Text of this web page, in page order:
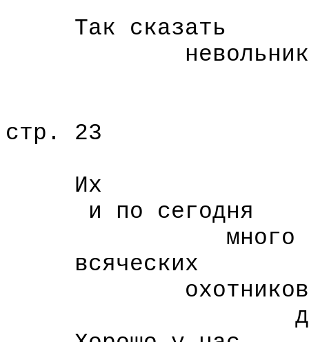
Так сказать
невольник
стр. 23
Их
и по сегодня
много
всяческих
охотников
до